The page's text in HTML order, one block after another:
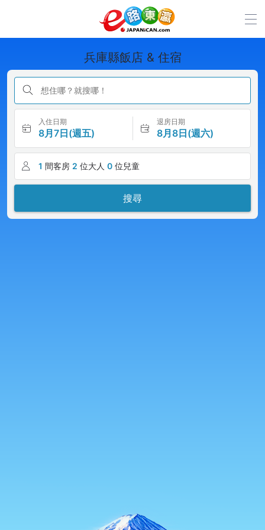
兵庫縣飯店 & 住宿
想住哪？就搜哪！
入住日期
8月7日(週五)
退房日期
8月8日(週六)
1 間客房 2 位大人 0 位兒童
搜尋